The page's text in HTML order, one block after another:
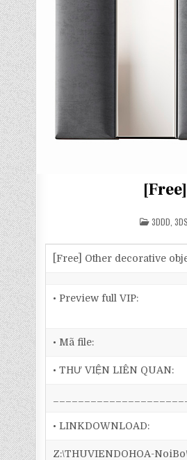
POSTED
IN
3DDD ,
[Free] Other decorative
• Preview full VIP:
• Mã file:
• THƯ VIỆN LIÊN QUAN:
• LINKDOWNLOAD:
Z:\THUVIENDOHOA-